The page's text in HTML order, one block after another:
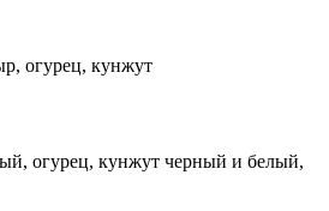
огурец, кунжут
огурец, кунжут черный и белый,